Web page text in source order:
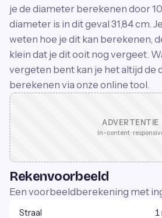
je de diameter berekenen door
diameter is in dit geval 31,84 cm.
weten hoe je dit kan berekenen,
klein dat je dit ooit nog vergeet.
vergeten bent kan je het altijd de
berekenen via onze online tool.
ADVERTENTIE
In-content ·
Rekenvoorbeeld
Een voorbeeldberekening met
Straal 1